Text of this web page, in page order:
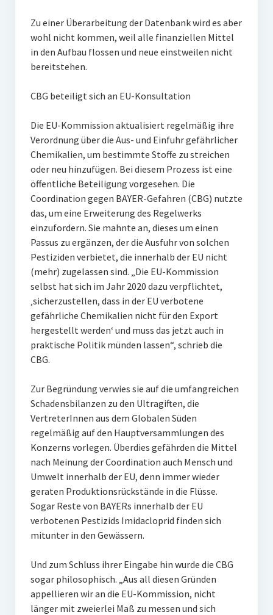
Zu einer Überarbeitung der Datenbank wird es aber
wohl nicht kommen, weil alle finanziellen Mittel
in den Aufbau flossen und neue einstweilen nicht
bereitstehen.
CBG beteiligt sich an EU-Konsultation
Die EU-Kommission aktualisiert regelmäßig ihre
Verordnung über die Aus- und Einfuhr gefährlicher
Chemikalien, um bestimmte Stoffe zu streichen
oder neu hinzufügen. Bei diesem Prozess ist eine
öffentliche Beteiligung vorgesehen. Die
Coordination gegen BAYER-Gefahren (CBG) nutzte
das, um eine Erweiterung des Regelwerks
einzufordern. Sie mahnte an, dieses um einen
Passus zu ergänzen, der die Ausfuhr von solchen
Pestiziden verbietet, die innerhalb der EU nicht
(mehr) zugelassen sind. „Die EU-Kommission
selbst hat sich im Jahr 2020 dazu verpflichtet,
‚sicherzustellen, dass in der EU verbotene
gefährliche Chemikalien nicht für den Export
hergestellt werden‘ und muss das jetzt auch in
praktische Politik münden lassen“, schrieb die
CBG.
Zur Begründung verwies sie auf die umfangreichen
Schadensbilanzen zu den Ultragiften, die
VertreterInnen aus dem Globalen Süden
regelmäßig auf den Hauptversammlungen des
Konzerns vorlegen. Überdies gefährden die Mittel
nach Meinung der Coordination auch Mensch und
Umwelt innerhalb der EU, denn immer wieder
geraten Produktionsrückstände in die Flüsse.
Sogar Reste von BAYERs innerhalb der EU
verbotenen Pestizids Imidacloprid finden sich
mitunter in den Gewässern.
Und zum Schluss ihrer Eingabe hin wurde die CBG
sogar philosophisch. „Aus all diesen Gründen
appellieren wir an die EU-Kommission, nicht
länger mit zweierlei Maß zu messen und sich